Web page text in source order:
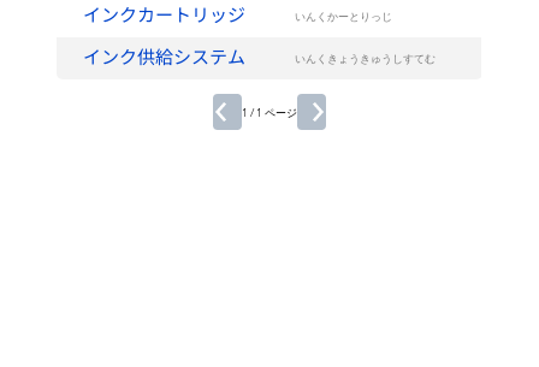
インクカートリッジ いんくかーとりっじ
インク供給システム いんくきょうきゅうしすてむ
1 / 1 ページ